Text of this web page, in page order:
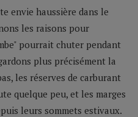
envie haussière dans le
les raisons pour
pourrait chuter pendant
plus précisément la
les réserves de carburant
quelque peu, et les marges
leurs sommets estivaux.